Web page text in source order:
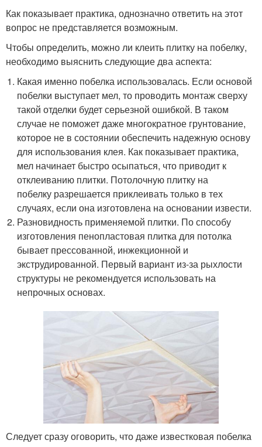
Как показывает практика, однозначно ответить на этот
вопрос не представляется возможным.
Чтобы определить, можно ли клеить плитку на побелку,
необходимо выяснить следующие два аспекта:
Какая именно побелка использовалась. Если основой
побелки выступает мел, то проводить монтаж сверху
такой отделки будет серьезной ошибкой. В таком
случае не поможет даже многократное грунтование,
которое не в состоянии обеспечить надежную основу
для использования клея. Как показывает практика,
мел начинает быстро осыпаться, что приводит к
отклеиванию плитки. Потолочную плитку на
побелку разрешается приклеивать только в тех
случаях, если она изготовлена на основании извести.
Разновидность применяемой плитки. По способу
изготовления пенопластовая плитка для потолка
бывает прессованной, инжекционной и
экструдированной. Первый вариант из-за рыхлости
структуры не рекомендуется использовать на
непрочных основах.
Следует сразу оговорить, что даже известковая побелка